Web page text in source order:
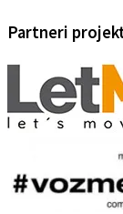
Partneri